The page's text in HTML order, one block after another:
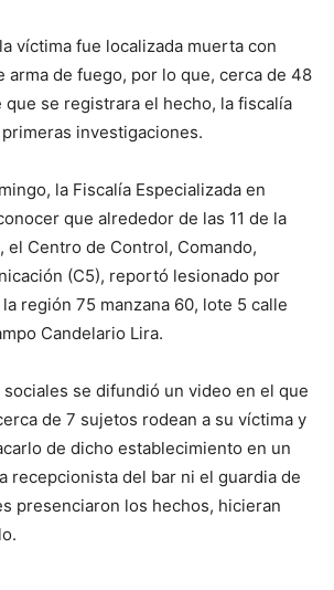
víctima fue localizada muerta con
arma de fuego, por lo que, cerca de 48
que se registrara el hecho, la fiscalía
investigaciones.
la Fiscalía Especializada en
que alrededor de las 11 de la
el Centro de Control, Comando,
(C5), reportó lesionado por
región 75 manzana 60, lote 5 calle
Candelario Lira.
se difundió un video en el que
de 7 sujetos rodean a su víctima y
de dicho establecimiento en un
recepcionista del bar ni el guardia de
presenciaron los hechos, hicieran